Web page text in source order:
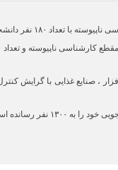
نرم افزار ، صنایع غذایی با